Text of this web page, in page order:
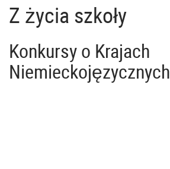
Z życia szkoły
Konkursy o Krajach
Niemieckojęzycznych